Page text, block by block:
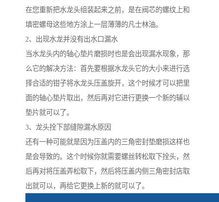
在您重新把水龙头组装起来之前，是在阀芯的螺纹上和
填密螺母这些地方涂上一层薄薄的凡士林油。
2、出现水龙并没有出水口漏水
当水龙头内的轴心垫片磨损时也是会出现漏水现象，那
么它的解决方法：首先要根据水龙头它的大小来进行选
择合适的钳子将水龙头压盖旋开，这个时候才可以把里
面的轴心垫片取出，然后再对它进行更换一个新的辅以
垫片就可以了。
3、龙头拴下部缝隙漏水原因
还有一种可能就是因为压盖内的三角密封垫磨损这样也
是会导致的。这个时候你就需要螺丝转松取下拴头，然
后再对将压盖弄松取下，然后将压盖内侧三角密封店取
出就可以，再给它更换上新的就可以了。